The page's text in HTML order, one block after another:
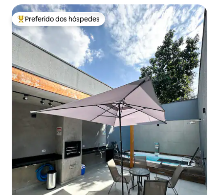
Entre os melhores preferidos dos hóspedes
Preferido dos hóspedes